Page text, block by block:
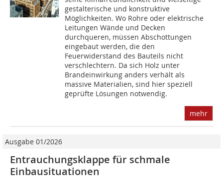
gestalterische und konstruktive
Möglichkeiten. Wo Rohre oder elektrische
Leitungen Wände und Decken
durchqueren, müssen Abschottungen
eingebaut werden, die den
Feuerwiderstand des Bauteils nicht
verschlechtern. Da sich Holz unter
Brandeinwirkung anders verhält als
massive Materialien, sind hier speziell
geprüfte Lösungen notwendig.
mehr
Ausgabe 01/2026
Entrauchungsklappe für schmale
Einbausituationen